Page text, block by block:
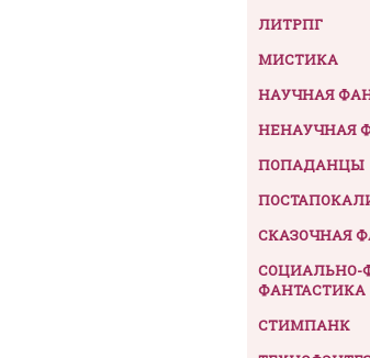
ЛИТРПГ
МИСТИКА
НАУЧНАЯ
НЕНАУЧНАЯ
ПОПАДАНЦЫ
СКАЗОЧНАЯ
СОЦИАЛЬНО-
ФАНТАСТИКА
СТИМПАНК